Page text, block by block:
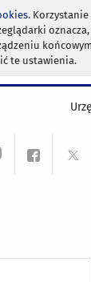
.
te ustawienia.